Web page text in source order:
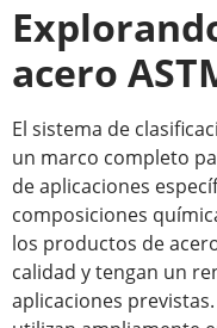
acero
El sistema de
un marco completo
de aplicaciones
composiciones
los productos de
calidad y tengan un
aplicaciones